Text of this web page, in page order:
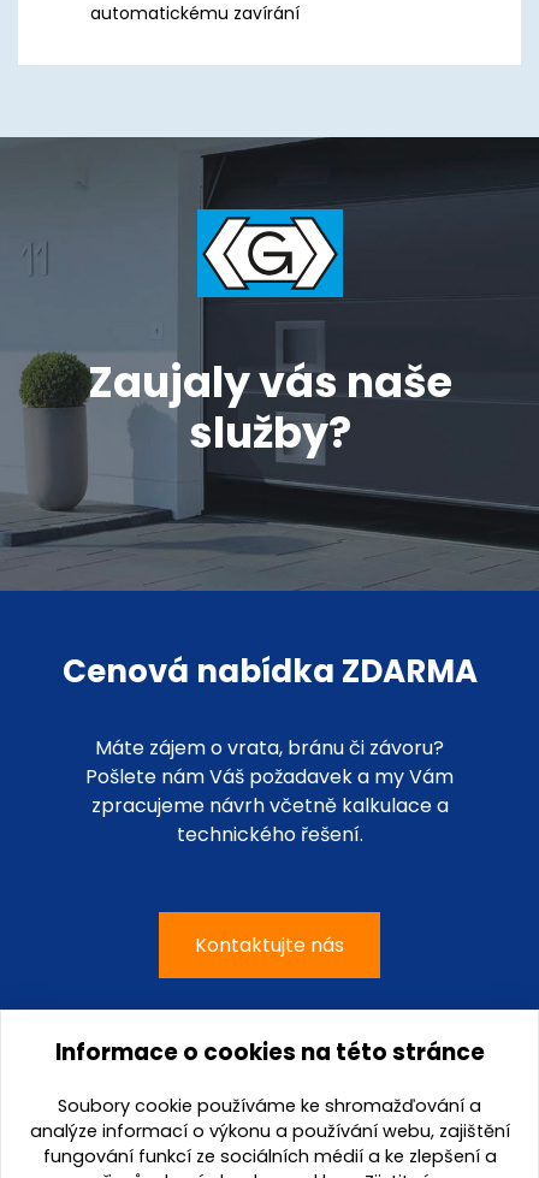
Informace o cookies na této stránce
Soubory cookie používáme ke shromažďování a
analýze informací o výkonu a používání webu, zajištění
fungování funkcí ze sociálních médií a ke zlepšení a
automatickému zavírání
Zaujaly vás naše
služby?
Cenová nabídka ZDARMA
Máte zájem o vrata, bránu či závoru?
Pošlete nám Váš požadavek a my Vám
zpracujeme návrh včetně kalkulace a
technického řešení.
Kontaktujte nás
G-mont, s.r.o.
Kateřinská 4459 / 2a
695 01 Hodonín